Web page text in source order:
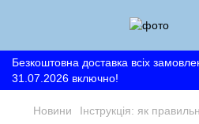
Безкоштовна доставка всіх
31.07.2026 включно!
Новини Інструкція: як